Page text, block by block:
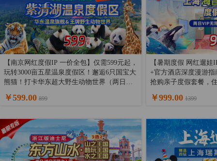
【南京网红度假IP 一价全包】仅需599元起，
玩转3000亩五星温泉度假区！邂逅6只国宝大
熊猫！打卡华东超大野生动物世界（两日无
南京汤山紫清湖温泉（两日无限次畅泡），
￥599.00 899
【暑期度假 网红遛
+官方酒店深度漫游
抢购亲子度假套餐，
地餐厅午餐/晚餐套餐
￥999.00 1399